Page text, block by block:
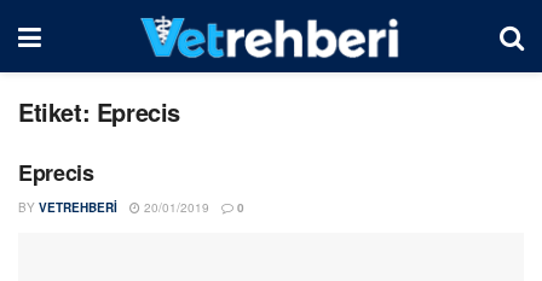
Etiket: Eprecis
Eprecis
BY VETREHBERI 20/01/2019 0